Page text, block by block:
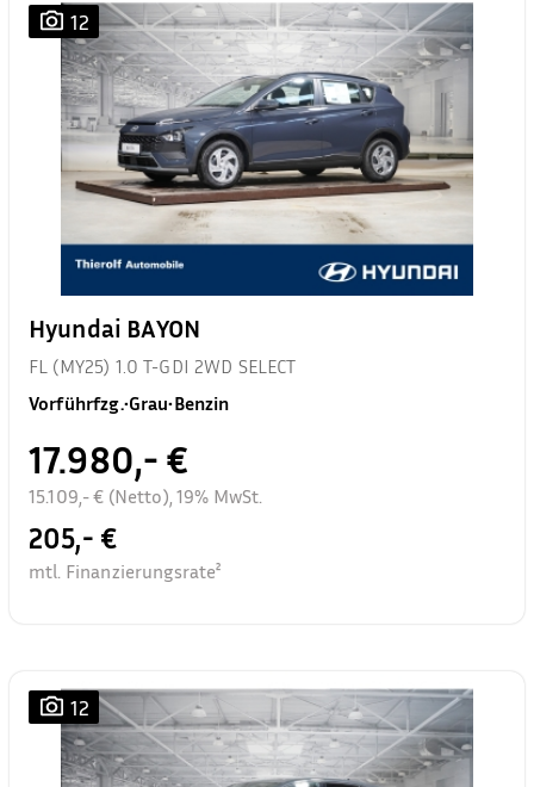
12
Hyundai BAYON
FL (MY25) 1.0 T-GDI 2WD SELECT
Vorführfzg.•Grau•Benzin
17.980,- €
15.109,- € (Netto), 19% MwSt.
205,- €
mtl. Finanzierungsrate²
12